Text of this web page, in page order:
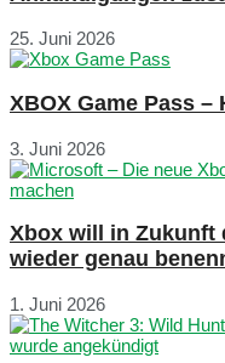
25. Juni 2026
XBOX Game Pass
3. Juni 2026
Xbox will in Zukunft
wieder genau
1. Juni 2026